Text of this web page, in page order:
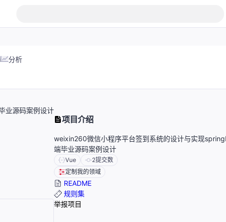
分析
业源码案例设计
项目介绍
weixin260微信小程序平台签到系统的设计与实现
端毕业源码案例设计
Vue 2提交数
定制我的领域
README
规则集
举报项目